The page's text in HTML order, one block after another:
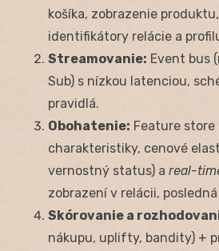
košíka, zobrazenie
identifikátory relácie a
Streamovanie: Event bus
Sub) s nízkou latenciou,
pravidlá.
Obohatenie: Feature
charakteristiky, cenové
vernostný status) a real-
zobrazení v relácii,
Skórovanie a
nákupu, uplifty, bandity) +